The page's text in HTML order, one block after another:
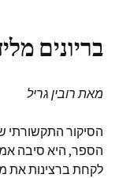
בריונים
מאת רובין גריל
הסיקור התקשורתי
הספר, היא סיבה
לקחת ברצינות את